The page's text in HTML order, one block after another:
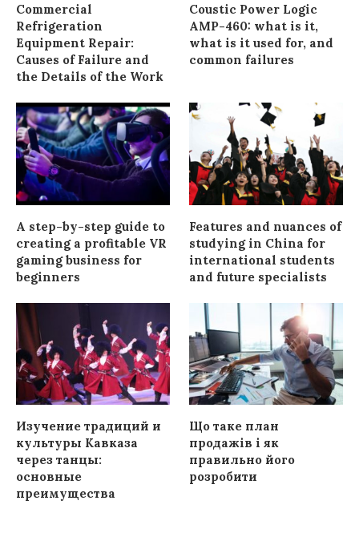
Commercial
Refrigeration
Equipment Repair:
Causes of Failure and
the Details of the Work
Coustic Power Logic
AMP-460: what is it,
what is it used for, and
common failures
A step-by-step guide to
creating a profitable VR
gaming business for
beginners
Features and nuances of
studying in China for
international students
and future specialists
Изучение традиций и
культуры Кавказа
через танцы:
основные
преимущества
Що таке план
продажів і як
правильно його
розробити